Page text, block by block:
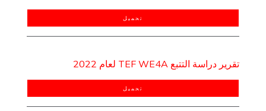
تحميل
تقرير دراسة التتبع TEF WE4A لعام 2022
تحميل